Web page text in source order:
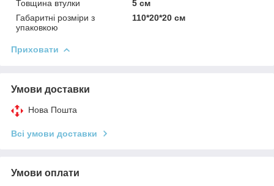
Товщина втулки
5 см
Габаритні розміри з
упаковкою
110*20*20 см
Приховати
Умови доставки
Нова Пошта
Всі умови доставки
Умови оплати